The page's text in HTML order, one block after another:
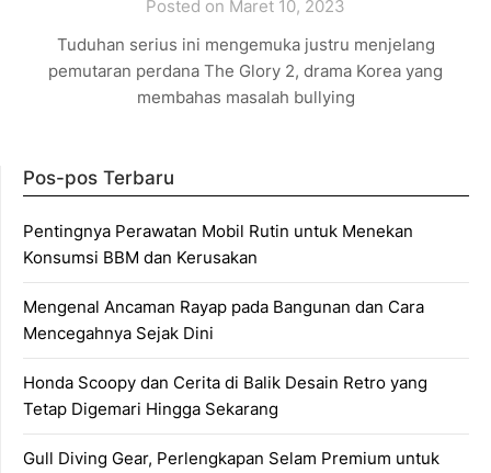
Posted on Maret 10, 2023
Tuduhan serius ini mengemuka justru menjelang
pemutaran perdana The Glory 2, drama Korea yang
membahas masalah bullying
Pos-pos Terbaru
Pentingnya Perawatan Mobil Rutin untuk Menekan
Konsumsi BBM dan Kerusakan
Mengenal Ancaman Rayap pada Bangunan dan Cara
Mencegahnya Sejak Dini
Honda Scoopy dan Cerita di Balik Desain Retro yang
Tetap Digemari Hingga Sekarang
Gull Diving Gear, Perlengkapan Selam Premium untuk